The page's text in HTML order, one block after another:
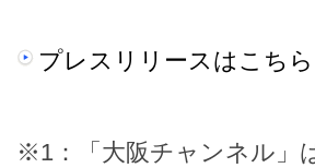
プレスリリースはこちら
※1：「大阪チャンネル」